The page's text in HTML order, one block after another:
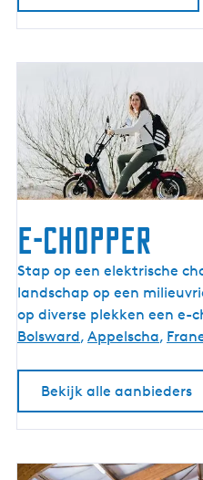
E-chopper
E
-
c
h
Stap op een elektrische
landschap op een
op diverse plekken een e-
Bolsward, Appelscha,
Bekijk alle aanbieders